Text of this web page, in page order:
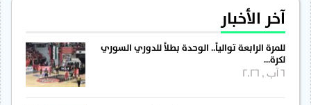
آخر الأخبار
للمرة الرابعة توالياً.. الوحدة بطلاً للدوري السوري
لكرة…